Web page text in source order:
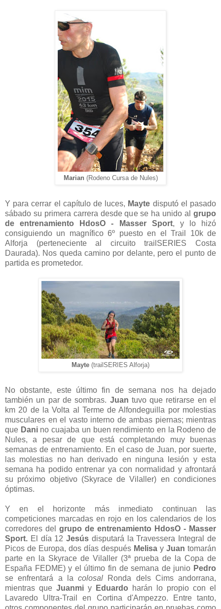
Marian (Rodeno Cursa de Nules)
Y para cerrar el capítulo de luces, Mayte disputó el pasado
sábado su primera carrera desde que se ha unido al grupo
de entrenamiento HdosO - Masser Sport, y lo hizó
consiguiendo un magnífico 6º puesto en el Trail 10k de
Alforja (perteneciente al circuito trailSERIES Costa
Daurada). Nos queda camino por delante, pero el punto de
partida es prometedor.
Mayte (trailSERIES Alforja)
No obstante, este último fin de semana nos ha dejado
también un par de sombras. Juan tuvo que retirarse en el
km 20 de la Volta al Terme de Alfondeguilla por molestias
musculares en el vasto interno de ambas piernas; mientras
que Danino cuajaba un buen rendimiento en la Rodeno de
Nules, a pesar de que está completando muy buenas
semanas de entrenamiento. En el caso de Juan, por suerte,
las molestias no han derivado en ninguna lesión y esta
semana ha podido entrenar ya con normalidad y afrontará
su próximo objetivo (Skyrace de Vilaller) en condiciones
óptimas.
Y en el horizonte más inmediato continuan las
competiciones marcadas en rojo en los calendarios de los
corredores del grupo de entrenamiento HdosO - Masser
Sport. E l día 12Jesús disputará la Travessera Integral de
Picos de Europa, dos días después Melisa y Juan tomarán
parte en la Skyrace de Vilaller (3ª prueba de la Copa de
España FEDME) y el último fin de semana de junio Pedro
se enfrentará a la colosal Ronda dels Cims andorrana,
mientras que Juanmi y Eduardo
harán lo propio con el
Lavaredo Ultra-Trail en Cortina d'Ampezzo. Entre tanto,